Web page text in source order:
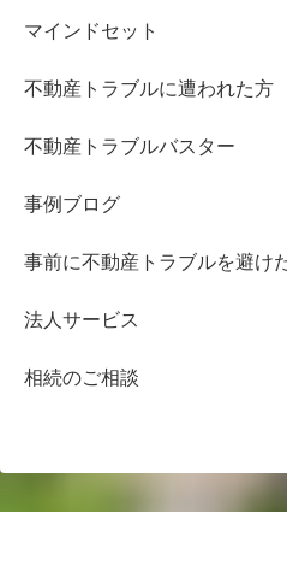
マインドセット
不動産トラブルに遭われた方
不動産トラブルバスター
事例ブログ
事前に不動産トラブルを避け
法人サービス
相続のご相談